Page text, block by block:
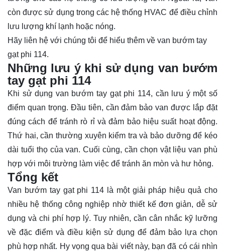
còn được sử dụng trong các hệ thống HVAC để điều chỉnh
lưu lượng khí lạnh hoặc nóng.
Hãy liên hệ với chúng tôi để hiểu thêm về van bướm tay
gạt phi 114.
Những lưu ý khi sử dụng van bướm
tay gạt phi 114
Khi sử dụng van bướm tay gạt phi 114, cần lưu ý một số
điểm quan trọng. Đầu tiên, cần đảm bảo van được lắp đặt
đúng cách để tránh rò rỉ và đảm bảo hiệu suất hoạt động.
Thứ hai, cần thường xuyên kiểm tra và bảo dưỡng để kéo
dài tuổi thọ của van. Cuối cùng, cần chọn vật liệu van phù
hợp với môi trường làm việc để tránh ăn mòn và hư hỏng.
Tổng kết
Van bướm tay gạt phi 114 là một giải pháp hiệu quả cho
nhiều hệ thống công nghiệp nhờ thiết kế đơn giản, dễ sử
dụng và chi phí hợp lý. Tuy nhiên, cần cân nhắc kỹ lưỡng
về đặc điểm và điều kiện sử dụng để đảm bảo lựa chọn
phù hợp nhất. Hy vọng qua bài viết này, bạn đã có cái nhìn